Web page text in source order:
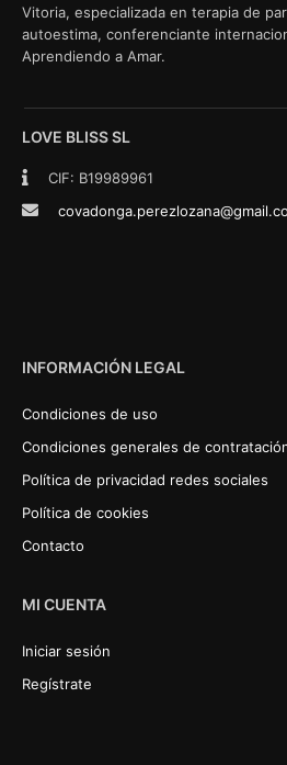
Vitoria, especializada en terapia de
autoestima, conferenciante
Aprendiendo a Amar.
LOVE BLISS SL
CIF: B19989961
INFORMACIÓN LEGAL
Condiciones de uso
Condiciones generales de
Política de privacidad redes sociales
Política de cookies
Contacto
MI CUENTA
Iniciar sesión
Regístrate